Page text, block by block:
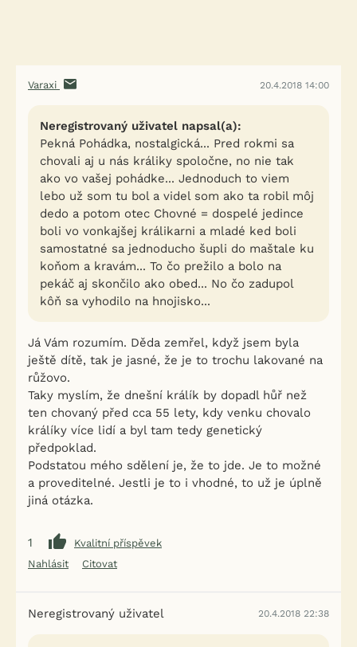
Varaxi 20.4.2018 14:00
Neregistrovaný uživatel napsal(a):
Pekná Pohádka, nostalgická... Pred rokmi sa
chovali aj u nás králiky spoločne, no nie tak
ako vo vašej pohádke... Jednoduch to viem
lebo už som tu bol a videl som ako ta robil môj
dedo a potom otec Chovné = dospelé jedince
boli vo vonkajšej králikarni a mladé ked boli
samostatné sa jednoducho šupli do maštale ku
koňom a kravám... To čo prežilo a bolo na
pekáč aj skončilo ako obed... No čo zadupol
kôň sa vyhodilo na hnojisko...
Já Vám rozumím. Děda zemřel, když jsem byla
ještě dítě, tak je jasné, že je to trochu lakované na
růžovo.
Taky myslím, že dnešní králík by dopadl hůř než
ten chovaný před cca 55 lety, kdy venku chovalo
králíky více lidí a byl tam tedy genetický
předpoklad.
Podstatou mého sdělení je, že to jde. Je to možné
a proveditelné. Jestli je to i vhodné, to už je úplně
jiná otázka.
1
Kvalitní příspěvek
Nahlásit
Citovat
Neregistrovaný uživatel 20.4.2018 22:38